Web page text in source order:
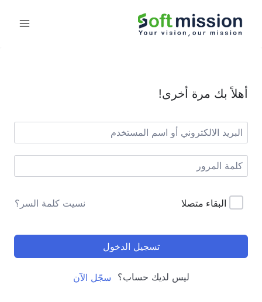
أهلاً بك مرة أخرى!
البقاء متصلا نسيت كلمة السر؟
تسجيل الدخول
ليس لديك حساب؟ سجّل الآن